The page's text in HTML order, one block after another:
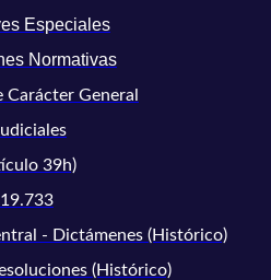
Especiales
Normativas
Carácter General
39h)
- Dictámenes (Histórico)
(Histórico)